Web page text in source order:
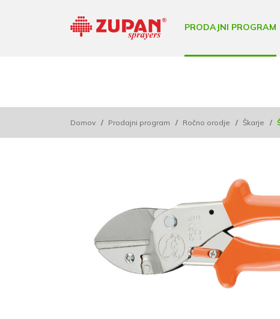
PRODAJNI PROGRAM
Domov / Prodajni program / Ročno orodje / Škarje /